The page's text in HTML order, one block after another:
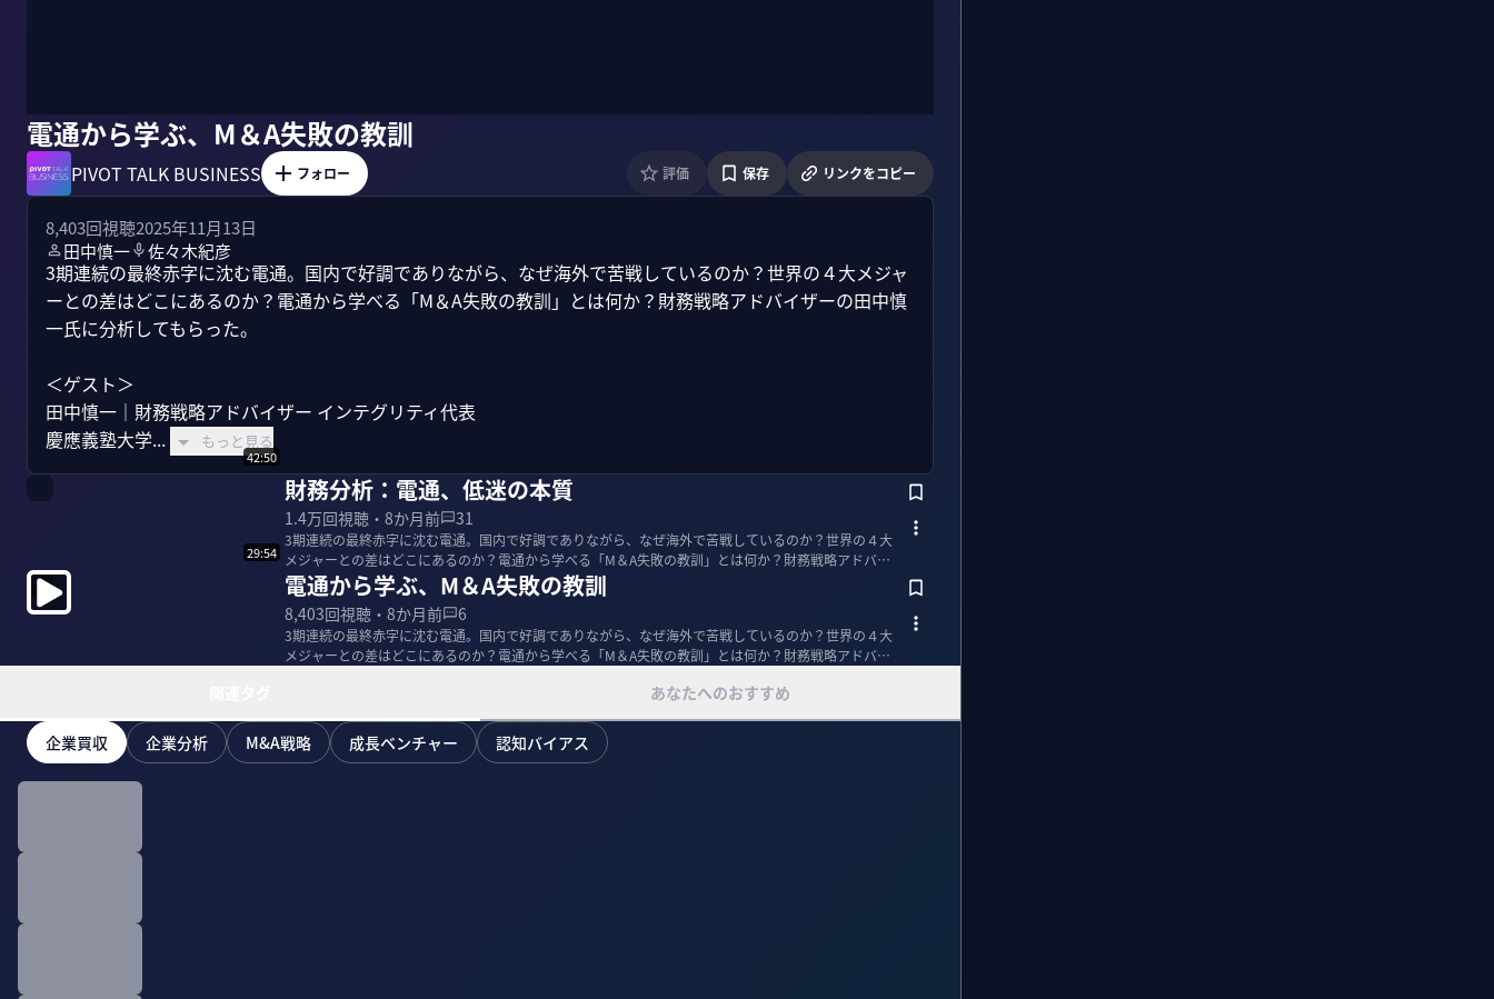
電通から学ぶ、M＆A失敗の教訓
PIVOT TALK BUSINESS フォロー 評価 保存 リンクをコピー
8,403回視聴2025年11月13日
田中慎一
佐々木紀彦
3期連続の最終赤字に沈む電通。国内で好調でありながら、なぜ海外で苦戦しているのか？世界の４大メジャ
ーとの差はどこにあるのか？電通から学べる「M＆A失敗の教訓」とは何か？財務戦略アドバイザーの田中慎
一氏に分析してもらった。
＜ゲスト＞
田中慎一｜財務戦略アドバイザー インテグリティ代表
慶應義塾大学...
もっと見る
42:50
財務分析：電通、低迷の本質
1.4万回視聴・ 8か月前 31
3期連続の最終赤字に沈む電通。国内で好調でありながら、なぜ海外で苦戦しているのか？世界の４大
メジャーとの差はどこにあるのか？電通から学べる「M＆A失敗の教訓」とは何か？財務戦略アドバイ
ザーの田中慎一氏...
29:54
電通から学ぶ、M＆A失敗の教訓
8,403回視聴・ 8か月前 6
3期連続の最終赤字に沈む電通。国内で好調でありながら、なぜ海外で苦戦しているのか？世界の４大
メジャーとの差はどこにあるのか？電通から学べる「M＆A失敗の教訓」とは何か？財務戦略アドバイ
あなたへのおすすめ
企業買収 企業分析 M&A戦略 成長ベンチャー 認知バイアス